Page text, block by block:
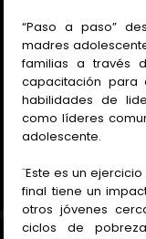
“Paso a paso”
madres
familias a través
capacitación para
habilidades de
como líderes
adolescente.
¨Este es un
final tiene un
otros jóvenes
ciclos de